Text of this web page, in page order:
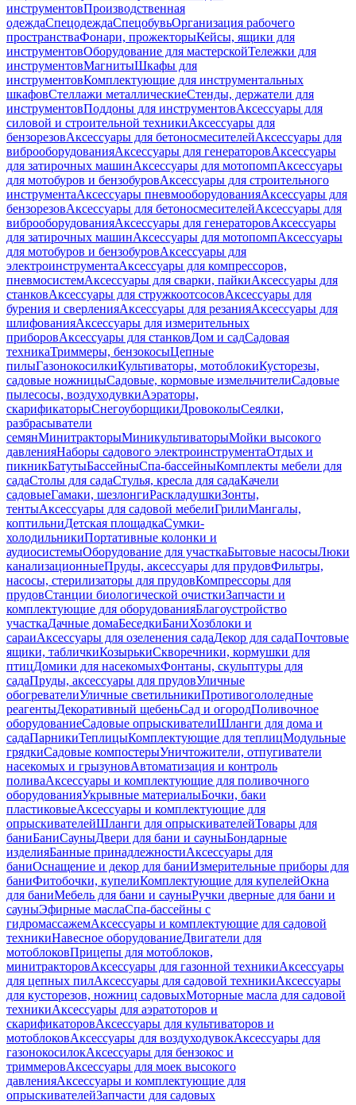
инструментовПроизводственная
одеждаСпецодеждаСпецобувьОрганизация рабочего
пространстваФонари, прожекторыКейсы, ящики для
инструментовОборудование для мастерскойТележки для
инструментовМагнитыШкафы для
инструментовКомплектующие для инструментальных
шкафовСтеллажи металлическиеСтенды, держатели для
инструментовПоддоны для инструментовАксессуары для
силовой и строительной техникиАксессуары для
бензорезовАксессуары для бетоносмесителейАксессуары для
виброоборудованияАксессуары для генераторовАксессуары
для затирочных машинАксессуары для мотопомпАксессуары
для мотобуров и бензобуровАксессуары для строительного
инструментаАксессуары пневмооборудованияАксессуары для
бензорезовАксессуары для бетоносмесителейАксессуары для
виброоборудованияАксессуары для генераторовАксессуары
для затирочных машинАксессуары для мотопомпАксессуары
для мотобуров и бензобуровАксессуары для
электроинструментаАксессуары для компрессоров,
пневмосистемАксессуары для сварки, пайкиАксессуары для
станковАксессуары для стружкоотсосовАксессуары для
бурения и сверленияАксессуары для резанияАксессуары для
шлифованияАксессуары для измерительных
приборовАксессуары для станковДом и садСадовая
техникаТриммеры, бензокосыЦепные
пилыГазонокосилкиКультиваторы, мотоблокиКусторезы,
садовые ножницыСадовые, кормовые измельчителиСадовые
пылесосы, воздуходувкиАэраторы,
скарификаторыСнегоуборщикиДровоколыСеялки,
разбрасыватели
семянМинитракторыМиникультиваторыМойки высокого
давленияНаборы садового электроинструментаОтдых и
пикникБатутыБассейныСпа-бассейныКомплекты мебели для
садаСтолы для садаСтулья, кресла для садаКачели
садовыеГамаки, шезлонгиРаскладушкиЗонты,
тентыАксессуары для садовой мебелиГрилиМангалы,
коптильниДетская площадкаСумки-
холодильникиПортативные колонки и
аудиосистемыОборудование для участкаБытовые насосыЛюки
канализационныеПруды, аксессуары для прудовФильтры,
насосы, стерилизаторы для прудовКомпрессоры для
прудовСтанции биологической очисткиЗапчасти и
комплектующие для оборудованияБлагоустройство
участкаДачные домаБеседкиБаниХозблоки и
сараиАксессуары для озеленения садаДекор для садаПочтовые
ящики, табличкиКозырькиСкворечники, кормушки для
птицДомики для насекомыхФонтаны, скульптуры для
садаПруды, аксессуары для прудовУличные
обогревателиУличные светильникиПротивогололедные
реагентыДекоративный щебеньСад и огородПоливочное
оборудованиеСадовые опрыскивателиШланги для дома и
садаПарникиТеплицыКомплектующие для теплицМодульные
грядкиСадовые компостерыУничтожители, отпугиватели
насекомых и грызуновАвтоматизация и контроль
поливаАксессуары и комплектующие для поливочного
оборудованияУкрывные материалыБочки, баки
пластиковыеАксессуары и комплектующие для
опрыскивателейШланги для опрыскивателейТовары для
баниБаниСауныДвери для бани и сауныБондарные
изделияБанные принадлежностиАксессуары для
баниОснащение и декор для баниИзмерительные приборы для
баниФитобочки, купелиКомплектующие для купелейОкна
для баниМебель для бани и сауныРучки дверные для бани и
сауныЭфирные маслаСпа-бассейны с
гидромассажемАксессуары и комплектующие для садовой
техникиНавесное оборудованиеДвигатели для
мотоблоковПрицепы для мотоблоков,
минитракторовАксессуары для газонной техникиАксессуары
для цепных пилАксессуары для садовой техникиАксессуары
для кусторезов, ножниц садовыхМоторные масла для садовой
техникиАксессуары для аэратоторов и
скарификаторовАксессуары для культиваторов и
мотоблоковАксессуары для воздуходувокАксессуары для
газонокосилокАксессуары для бензокос и
триммеровАксессуары для моек высокого
давленияАксессуары и комплектующие для
опрыскивателейЗапчасти для садовых